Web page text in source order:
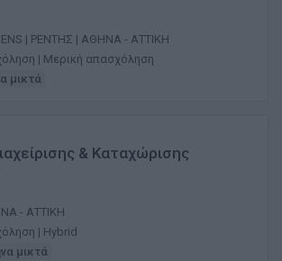
| ΡΕΝΤΗΣ | ΑΘΗΝΑ - ΑΤΤΙΚΗ
| Μερική απασχόληση
μικτά
& Καταχώρισης
- ΑΤΤΙΚΗ
| Hybrid
μικτά